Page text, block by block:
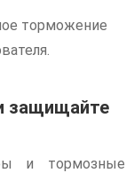
торможение
защищайте
и тормозные